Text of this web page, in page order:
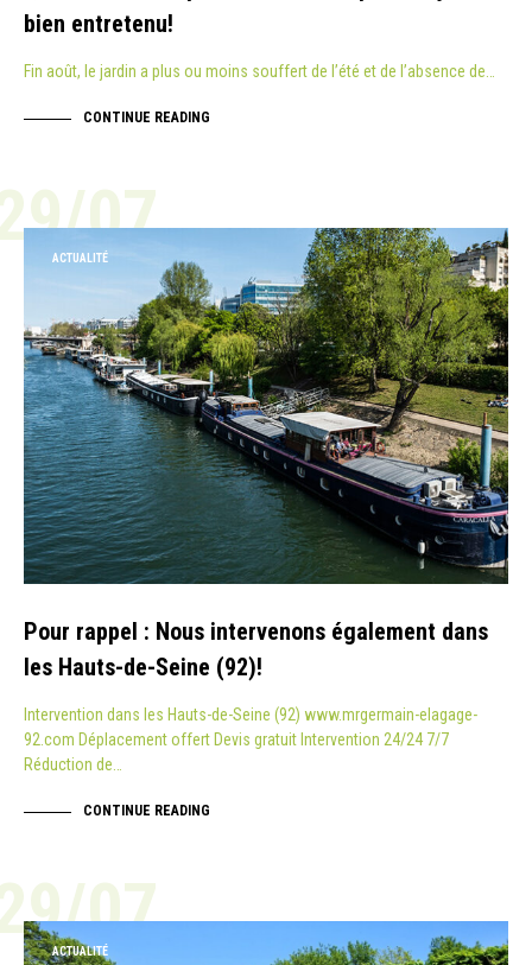
bien entretenu!
Fin août, le jardin a plus ou moins souffert de l’été et de l’absence de…
CONTINUE READING
07
ACTUALITÉ
Pour rappel : Nous intervenons également dans
les Hauts-de-Seine (92)!
Intervention dans les Hauts-de-Seine (92) www.mrgermain-elagage-
92.com Déplacement offert Devis gratuit Intervention 24/24 7/7
Réduction de…
CONTINUE READING
07
ACTUALITÉ